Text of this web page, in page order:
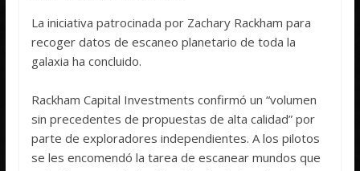
La iniciativa patrocinada por Zachary Rackham para
recoger datos de escaneo planetario de toda la
galaxia ha concluido.
Rackham Capital Investments confirmó un “volumen
sin precedentes de propuestas de alta calidad” por
parte de exploradores independientes. A los pilotos
se les encomendó la tarea de escanear mundos que